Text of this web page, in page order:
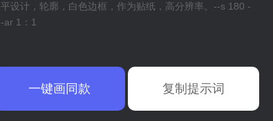
平设计，轮廓，白色边框，作为贴纸，高分辨率。--s 180 -
-ar 1：1
一键画同款 复制提示词